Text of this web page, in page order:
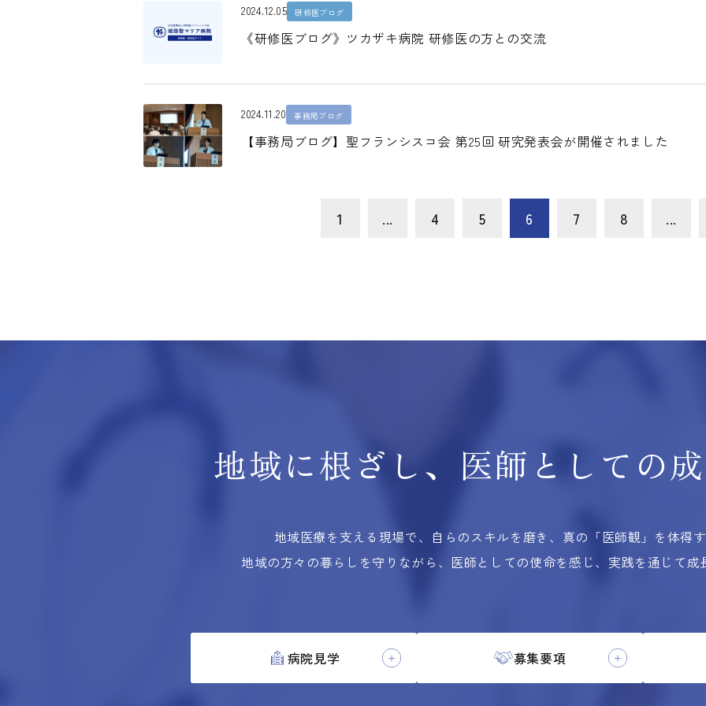
2024.12.05 研修医ブログ
《研修医ブログ》ツカザキ病院 研修医の方との交流
2024.11.20 事務局ブログ
【事務局ブログ】聖フランシスコ会 第25回 研究発表会が開催されました
1 ... 4 5 6 7 8 ...
地域に根ざし、 医師としての
地域医療を支える現場で、自らのスキルを磨き、 真の「医師観」を体得
地域の方々の暮らしを守りながら、医師としての使命を感じ、実践を通じて
病院見学 募集要項